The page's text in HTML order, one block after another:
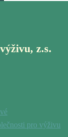
z.s.
pro výživu